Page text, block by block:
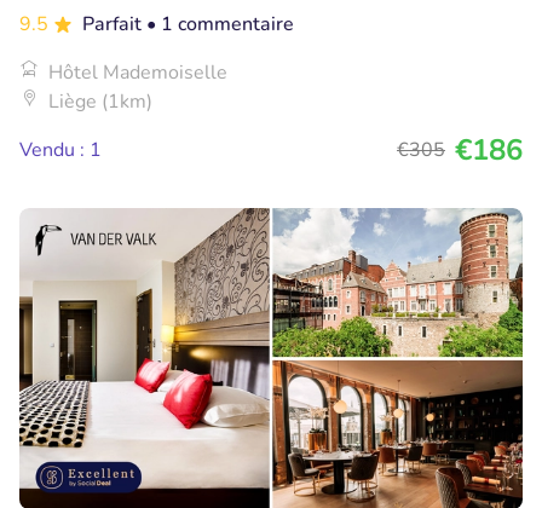
9.5 Parfait • 1 commentaire
Hôtel Mademoiselle
Liège (1km)
Vendu : 1
€305 €186